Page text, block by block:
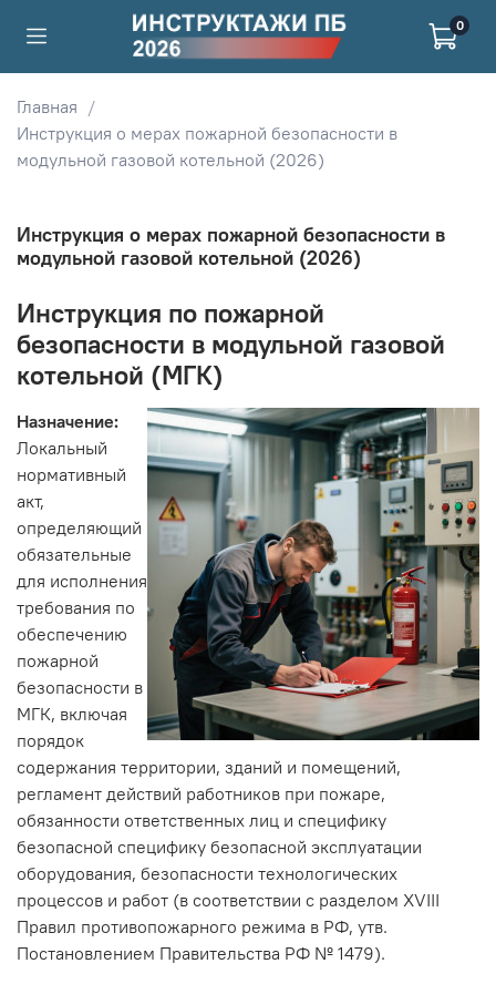
0
Главная
Инструкция о мерах пожарной безопасности в
модульной газовой котельной (2026)
Инструкция о мерах пожарной безопасности в
модульной газовой котельной (2026)
Инструкция по пожарной
безопасности в модульной газовой
котельной (МГК)
Назначение:
Локальный
нормативный
акт,
определяющий
обязательные
для исполнения
требования по
обеспечению
пожарной
безопасности в
МГК, включая
порядок
содержания территории, зданий и помещений,
регламент действий работников при пожаре,
обязанности ответственных лиц и специфику
безопасной специфику безопасной эксплуатации
оборудования, безопасности технологических
процессов и работ (в соответствии с разделом XVIII
Правил противопожарного режима в РФ, утв.
Постановлением Правительства РФ № 1479).